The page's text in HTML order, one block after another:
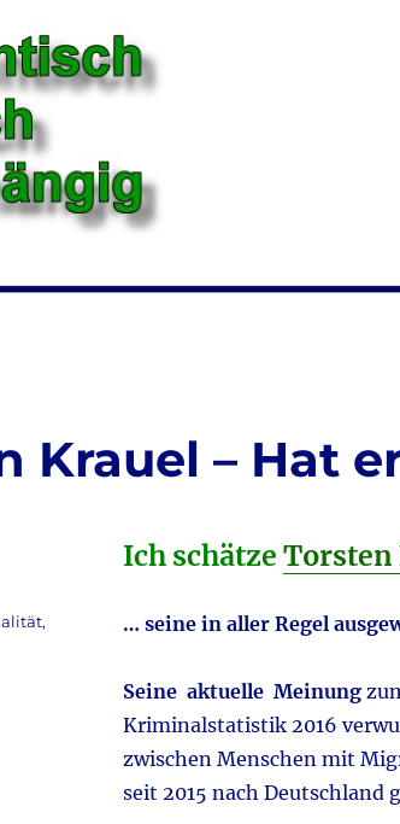
Krauel – Hat
Ich schätze Torsten
… seine in aller Regel
Seine aktuelle Meinung
Kriminalstatistik 2016
zwischen Menschen mit
seit 2015 nach Deutschland
,